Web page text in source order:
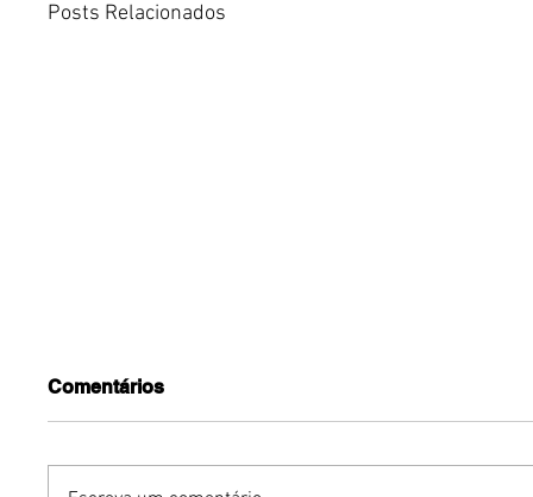
Posts Relacionados
Comentários